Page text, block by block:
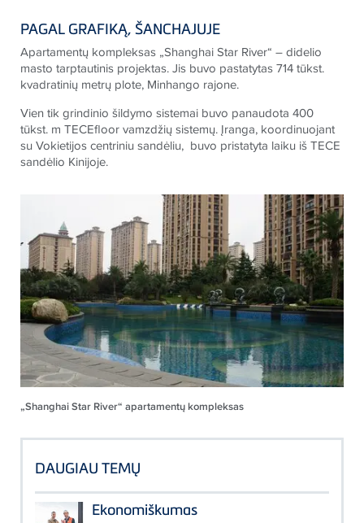
PAGAL GRAFIKĄ, ŠANCHAJUJE
Apartamentų kompleksas „Shanghai Star River“ – didelio
masto tarptautinis projektas. Jis buvo pastatytas 714 tūkst.
kvadratinių metrų plote, Minhango rajone.
Vien tik grindinio šildymo sistemai buvo panaudota 400
tūkst. m TECEfloor vamzdžių sistemų. Įranga, koordinuojant
su Vokietijos centriniu sandėliu, buvo pristatyta laiku išTECE
sandėlio Kinijoje.
„Shanghai Star River“ apartamentų kompleksas
DAUGIAU TEMŲ
Ekonomiškumas